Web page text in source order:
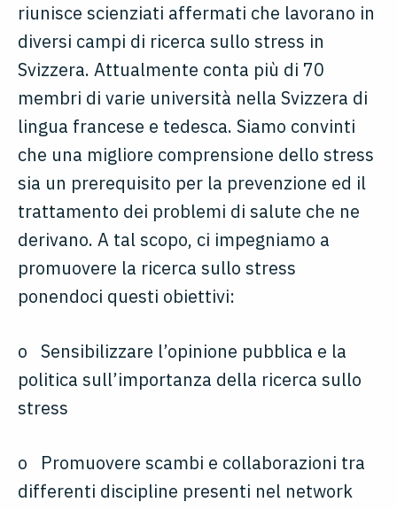
riunisce scienziati affermati che lavorano in
diversi campi di ricerca sullo stress in
Svizzera. Attualmente conta più di 70
membri di varie università nella Svizzera di
lingua francese e tedesca. Siamo convinti
che una migliore comprensione dello stress
sia un prerequisito per la prevenzione ed il
trattamento dei problemi di salute che ne
derivano. A tal scopo, ci impegniamo a
promuovere la ricerca sullo stress
ponendoci questi obiettivi:
o Sensibilizzare l’opinione pubblica e la
politica sull’importanza della ricerca sullo
stress
o Promuovere scambi e collaborazioni tra
differenti discipline presenti nel network